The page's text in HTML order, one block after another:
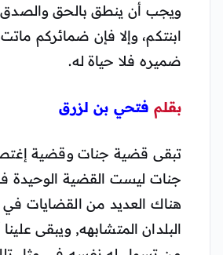
ويجب أن ينطق بالحق
ابنتكم، وإلا فإن ضمائركم
ضميره فلا حياة له.
بقلم فتحي بن لزرق
تبقى قضية جنات وقضية
جنات ليست القضية الوحيدة
هناك العديد من القضايات في
البلدان المتشابهه, ويبقى